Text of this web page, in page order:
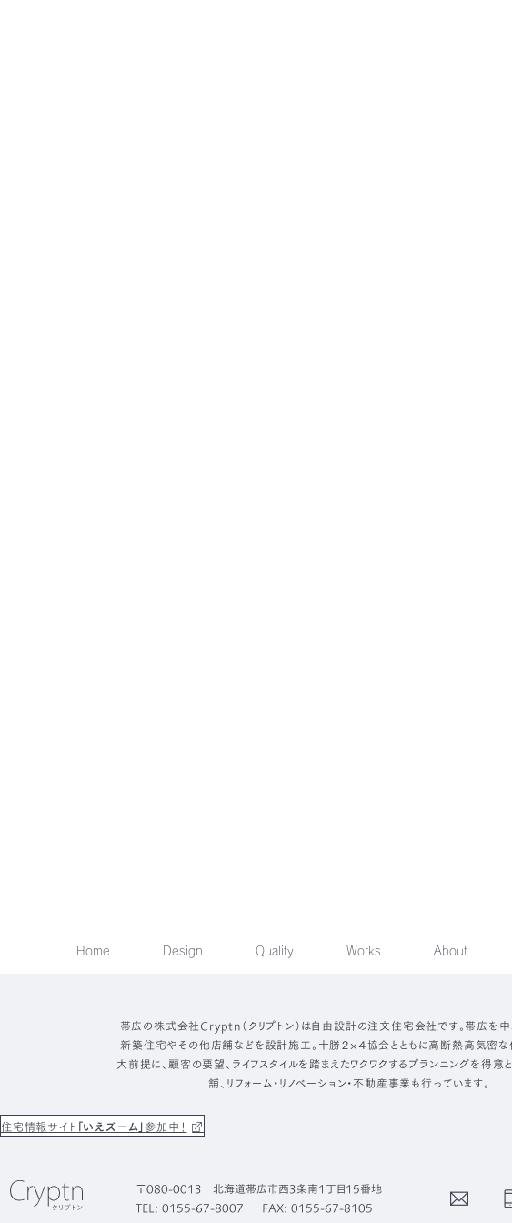
Home Design Quality Works About
帯広の株式会社Cryptn（クリプトン）は自由設計の注文住宅会社です。帯広を
新築住宅やその他店舗などを設計施工。十勝２×４協会とともに高断熱高気密な
大前提に、顧客の要望、ライフスタイルを踏まえたワクワクするプランニングを得意
舗、リフォーム・リノベーション・不動産事業も行っています。
住宅情報サイト「いえズーム」参加中！
〒080-0013 北海道帯広市西3条南1丁目15番地
TEL: 0155-67-8007
FAX: 0155-67-8105 Contact